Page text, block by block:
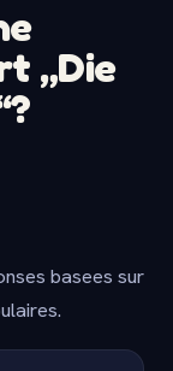
„Die
basees sur